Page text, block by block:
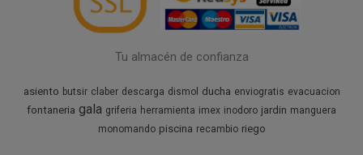
Tu almacén de confianza
asiento butsir claber descarga dismol ducha enviogratis evacuacion
fontaneria gala griferia herramienta imex inodoro jardin manguera
monomando piscina recambio riego